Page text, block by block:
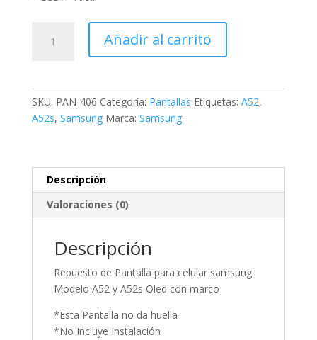
Añadir al carrito
SKU: PAN-406 Categoría: Pantallas Etiquetas: A52,
A52s, Samsung Marca: Samsung
Descripción
Valoraciones (0)
Descripción
Repuesto de Pantalla para celular samsung
Modelo A52 y A52s Oled con marco
*Esta Pantalla no da huella
*No Incluye Instalación